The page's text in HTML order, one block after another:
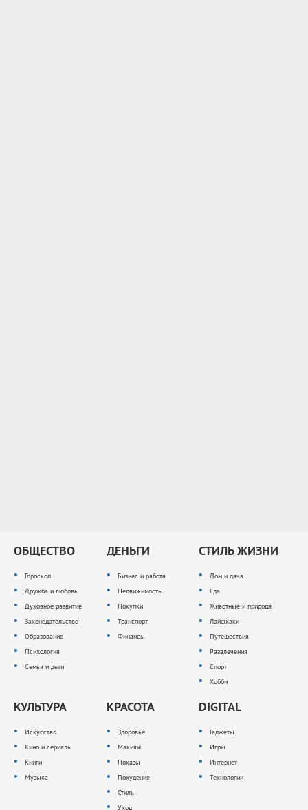
ОБЩЕСТВО
Гороскоп
Дружба и любовь
Духовное развитие
Законодательство
Образование
Психология
Семья и дети
ДЕНЬГИ
Бизнес и работа
Недвижимость
Покупки
Транспорт
Финансы
СТИЛЬ ЖИЗНИ
Дом и дача
Еда
Животные и природа
Лайфхаки
Путешествия
Развлечения
Спорт
Хобби
КУЛЬТУРА
Искусство
Кино и сериалы
Книги
Музыка
КРАСОТА
Здоровье
Макияж
Показы
Похудение
Стиль
Уход
DIGITAL
Гаджеты
Игры
Интернет
Технологии